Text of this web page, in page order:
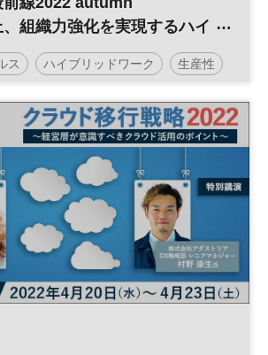
組織力強化を実現するハイ
とは～
ス ハイブリッドワーク 生産性
レワーク
日経オンラインセミナー